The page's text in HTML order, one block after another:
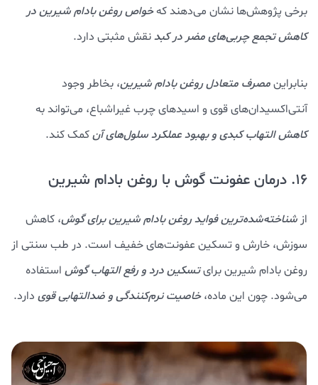
برخی پژوهش‌ها نشان می‌دهند کهخواص روغن بادام شيريندر
کاهش تجمع چربی‌های مضر در کبدنقش مثبتی دارد.
بنابراینمصرف متعادل روغن بادام شیرین، بخاطر وجود
آنتی‌اکسیدان‌های قوی و اسیدهای چرب غیراشباع، می‌تواند به
کاهش التهاب کبدی و بهبود عملکرد سلول‌های آنکمک کند.
16. درمان عفونت گوش با روغن بادام شیرین
از شناخته‌شده‌ترین فواید روغن بادام شیرین برای گوش، کاهش
سوزش، خارش و تسکین عفونت‌های خفیف است. در طب سنتی از
روغن بادام شیرین برایتسکین درد و رفع التهاب گوش استفاده
می‌شود. چون این ماده،خاصیت نرم‌کنندگی و ضدالتهابی قوی دارد.